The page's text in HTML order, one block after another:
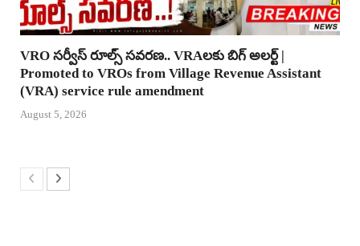
VRO సర్వీస్ రూల్స్ సవరణ.. VRAలకు బిగ్ అలర్ట్ |
Promoted to VROs from Village Revenue Assistant
(VRA) service rule amendment
August 5, 2026